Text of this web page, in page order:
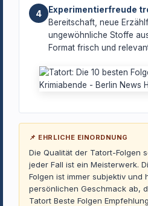
4 Experimentierfreude
Bereitschaft, neue
ungewöhnliche Stoffe
Format frisch und
📌 EHRLICHE EINORDNUNG
Die Qualität der Tatort-Folgen
jeder Fall ist ein Meisterwerk.
Folgen ist immer subjektiv und
persönlichen Geschmack ab,
Tatort Beste Folgen